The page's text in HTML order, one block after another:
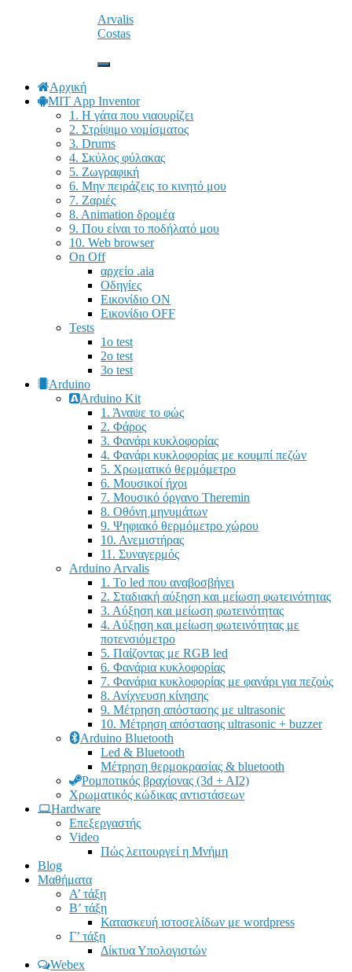
Arvalis
Costas
Εναλλαγή
Αρχική
MIT App Inventor
1. Η γάτα που νιαουρίζει
2. Στρίψιμο νομίσματος
3. Drums
4. Σκύλος φύλακας
5. Ζωγραφική
6. Μην πειράζεις το κινητό μου
7. Ζαριές
8. Animation δρομέα
9. Που είναι το ποδήλατό μου
10. Web browser
On Off
αρχείο .aia
Οδηγίες
Εικονίδιο ΟΝ
Εικονίδιο OFF
Tests
1o test
2o test
3o test
Arduino
Arduino Kit
1. Άναψε το φώς
2. Φάρος
3. Φανάρι κυκλοφορίας
4. Φανάρι κυκλοφορίας με κουμπί πεζών
5. Χρωματικό θερμόμετρο
6. Μουσικοί ήχοι
7. Μουσικό όργανο Theremin
8. Οθόνη μηνυμάτων
9. Ψηφιακό θερμόμετρο χώρου
10. Ανεμιστήρας
11. Συναγερμός
Arduino Arvalis
1. Το led που αναβοσβήνει
2. Σταδιακή αύξηση και μείωση φωτεινότητας
3. Αύξηση και μείωση φωτεινότητας
4. Αύξηση και μείωση φωτεινότητας με
ποτενσιόμετρο
5. Παίζοντας με RGB led
6. Φανάρια κυκλοφορίας
7. Φανάρια κυκλοφορίας με φανάρι για πεζούς
8. Ανίχνευση κίνησης
9. Μέτρηση απόστασης με ultrasonic
10. Μέτρηση απόστασης ultrasonic + buzzer
Arduino Bluetooth
Led & Bluetooth
Μέτρηση θερμοκρασίας & bluetooth
Ρομποτικός βραχίονας (3d + AI2)
Χρωματικός κώδικας αντιστάσεων
Hardware
Επεξεργαστής
Video
Πώς λειτουργεί η Μνήμη
Blog
Μαθήματα
Α’ τάξη
Β’ τάξη
Κατασκευή ιστοσελίδων με wordpress
Γ’ τάξη
Δίκτυα Υπολογιστών
Webex